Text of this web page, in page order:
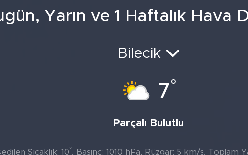
Yarın ve 1 Haftalık Hava
Bilecik
7°
Parçalı Bulutlu
Sıcaklık: 10°, Basınç: 1010 hPa, Rüzgar: 5 km/s, Toplam